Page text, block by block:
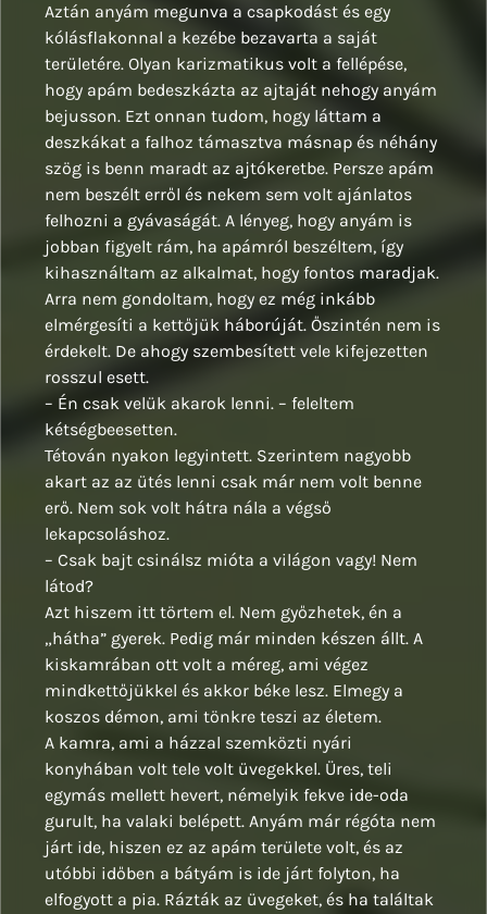
Aztán anyám megunva a csapkodást és egy
kólásflakonnal a kezébe bezavarta a saját
területére. Olyan karizmatikus volt a fellépése,
hogy apám bedeszkázta az ajtaját nehogy anyám
bejusson. Ezt onnan tudom, hogy láttam a
deszkákat a falhoz támasztva másnap és néhány
szög is benn maradt az ajtókeretbe. Persze apám
nem beszélt erről és nekem sem volt ajánlatos
felhozni a gyávaságát. A lényeg, hogy anyám is
jobban figyelt rám, ha apámról beszéltem, így
kihasználtam az alkalmat, hogy fontos maradjak.
Arra nem gondoltam, hogy ez még inkább
elmérgesíti a kettőjük háborúját. Őszintén nem is
érdekelt. De ahogy szembesített vele kifejezetten
rosszul esett.
– Én csak velük akarok lenni. – feleltem
kétségbeesetten.
Tétován nyakon legyintett. Szerintem nagyobb
akart az az ütés lenni csak már nem volt benne
erő. Nem sok volt hátra nála a végső
lekapcsoláshoz.
– Csak bajt csinálsz mióta a világon vagy! Nem
látod?
Azt hiszem itt törtem el. Nem győzhetek, én a
„hátha” gyerek. Pedig már minden készen állt. A
kiskamrában ott volt a méreg, ami végez
mindkettőjükkel és akkor béke lesz. Elmegy a
koszos démon, ami tönkre teszi az életem.
A kamra, ami a házzal szemközti nyári
konyhában volt tele volt üvegekkel. Üres, teli
egymás mellett hevert, némelyik fekve ide-oda
gurult, ha valaki belépett. Anyám már régóta nem
járt ide, hiszen ez az apám területe volt, és az
utóbbi időben a bátyám is ide járt folyton, ha
elfogyott a pia. Rázták az üvegeket, és ha találtak